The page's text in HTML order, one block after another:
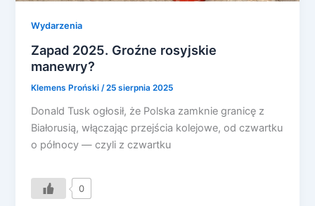
Wydarzenia
Zapad 2025. Groźne rosyjskie
manewry?
Klemens Proński/25 sierpnia 2025
Donald Tusk ogłosił, że Polska zamknie granicę z
Białorusią, włączając przejścia kolejowe, od czwartku
o północy — czyli z czwartku
0